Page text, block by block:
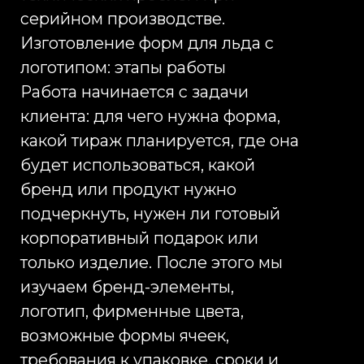
согласие на обработку моих персональных
данных, в соответствии с Федеральным законом
от 27.07.2006 года №152-ФЗ «О персональных
данных», на условиях и для целей, определенных
вСогласии на обработку персональных данных*